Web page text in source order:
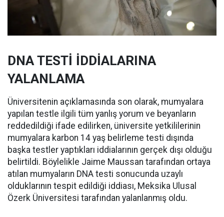
DNA TESTİ İDDİALARINA
YALANLAMA
Üniversitenin açıklamasında son olarak, mumyalara
yapılan testle ilgili tüm yanlış yorum ve beyanların
reddedildiği ifade edilirken, üniversite yetkililerinin
mumyalara karbon 14 yaş belirleme testi dışında
başka testler yaptıkları iddialarının gerçek dışı olduğu
belirtildi. Böylelikle Jaime Maussan tarafından ortaya
atılan mumyaların DNA testi sonucunda uzaylı
olduklarının tespit edildiği iddiası, Meksika Ulusal
Özerk Üniversitesi tarafından yalanlanmış oldu.